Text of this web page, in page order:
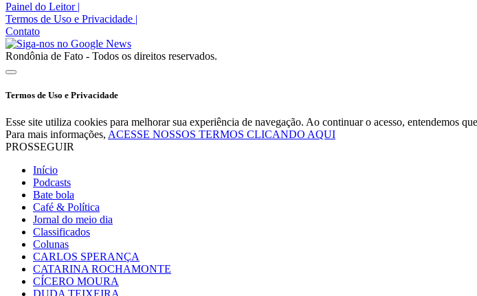
Painel do Leitor |
Termos de Uso e Privacidade |
Contato
Rondônia de Fato - Todos os direitos reservados.
Termos de Uso e Privacidade
Esse site utiliza cookies para melhorar sua experiência de navegação. Ao continuar o acesso, entendemos
Para mais informações, ACESSE NOSSOS TERMOS CLICANDO AQUI
PROSSEGUIR
Início
Podcasts
Bate bola
Café & Política
Jornal do meio dia
Classificados
Colunas
CARLOS SPERANÇA
CATARINA ROCHAMONTE
CÍCERO MOURA